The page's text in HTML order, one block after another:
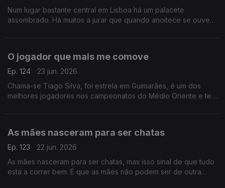
Num lugar bastante central em Lisboa há um palacete
assombrado. Há muitos a jurar que quando anoitece se ouvem
O jogador que mais me comove
Ep. 124
23 jun. 2026
Chama-se Tiago Silva, foi estrela em Guimarães, é um dos
melhores jogadores nos campeonatos do Médio Oriente e tem
As mães nasceram para ser chatas
Ep. 123
22 jun. 2026
As mães nasceram para ser chatas, mas isso sinal de que tudo
está a correr bem. É que as mães não podem ser de outra